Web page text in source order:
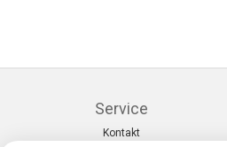
Service
Kontakt